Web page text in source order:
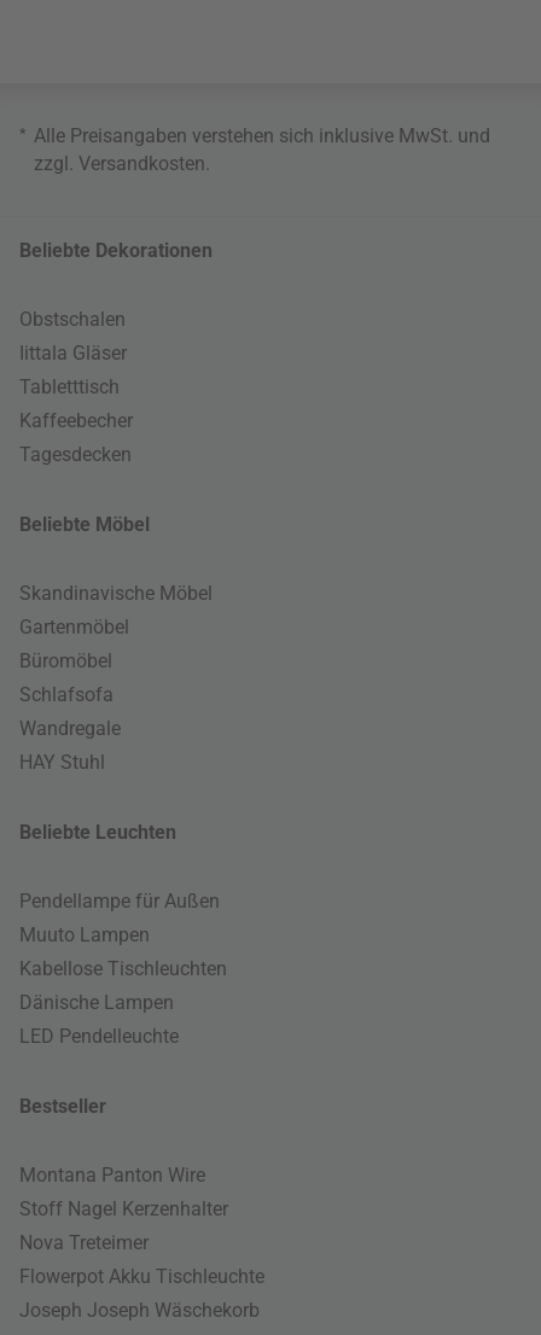
* Alle Preisangaben verstehen sich inklusive MwSt. und
zzgl. Versandkosten.
Beliebte Dekorationen
Obstschalen
Iittala Gläser
Tabletttisch
Kaffeebecher
Tagesdecken
Beliebte Möbel
Skandinavische Möbel
Gartenmöbel
Büromöbel
Schlafsofa
Wandregale
HAY Stuhl
Beliebte Leuchten
Pendellampe für Außen
Muuto Lampen
Kabellose Tischleuchten
Dänische Lampen
LED Pendelleuchte
Bestseller
Montana Panton Wire
Stoff Nagel Kerzenhalter
Nova Treteimer
Flowerpot Akku Tischleuchte
Joseph Joseph Wäschekorb